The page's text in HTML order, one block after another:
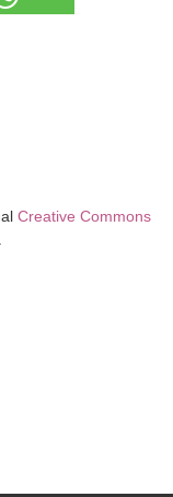
Creative Commons